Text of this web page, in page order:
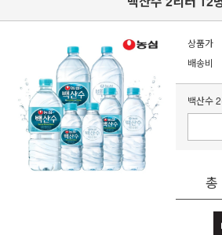
상품가
배송비
백산수
총